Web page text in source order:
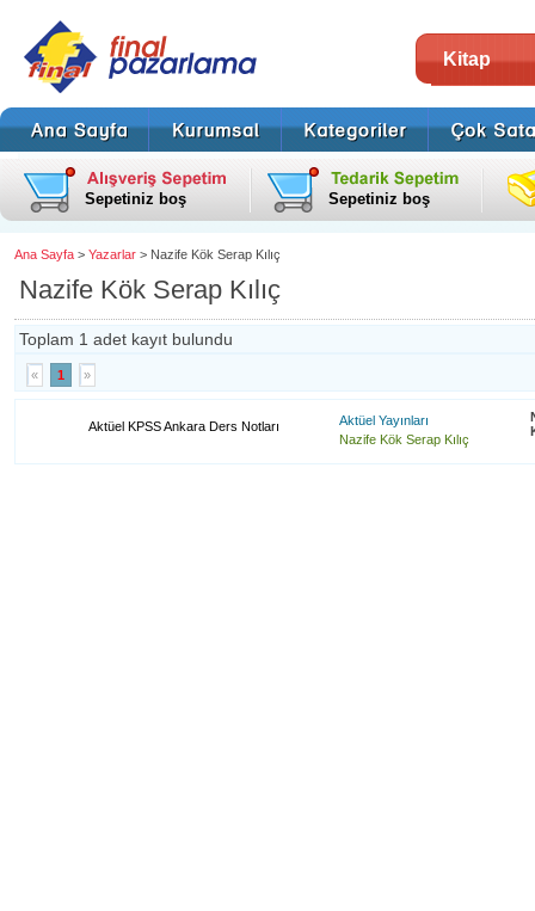
Kitap
Sepetiniz boş Sepetiniz boş
Ana Sayfa > Yazarlar > Nazife Kök Serap Kılıç
Nazife Kök Serap Kılıç
Toplam 1 adet kayıt bulundu
« 1 »
Aktüel KPSS Ankara Ders Notları
Aktüel Yayınları
Nazife Kök Serap Kılıç